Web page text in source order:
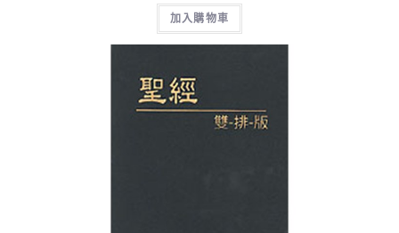
加入購物車